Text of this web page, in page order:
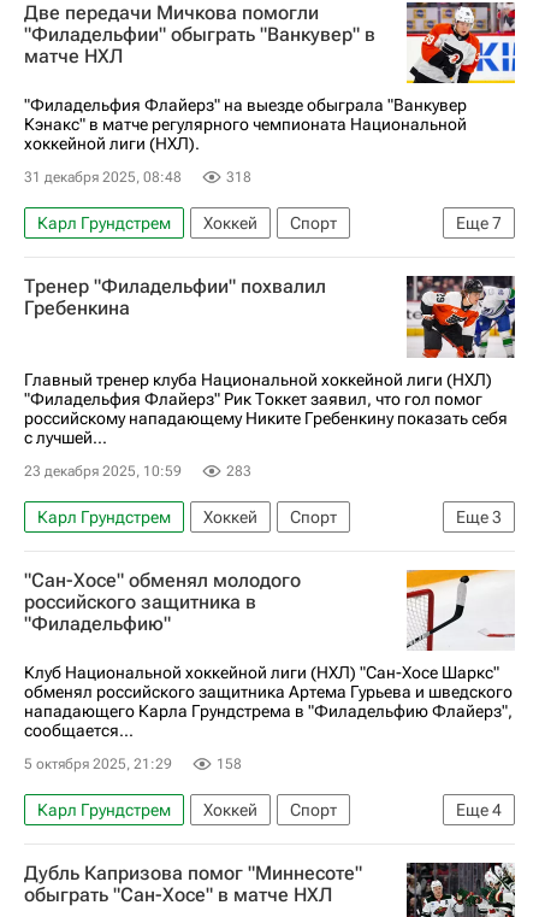
Две передачи Мичкова помогли
"Филадельфии" обыграть "Ванкувер" в
матче НХЛ
"Филадельфия Флайерз" на выезде обыграла "Ванкувер
Кэнакс" в матче регулярного чемпионата Национальной
хоккейной лиги (НХЛ).
31 декабря 2025, 08:48 318
Еще7
Карл Грундстрем Хоккей
Спорт
Ванкувер
Трэвис Конекны
Оуэн Типпетт
Филадельфия Флайерз
Ванкувер Кэнакс
Национальная хоккейная лига (НХЛ)
Тренер "Филадельфии" похвалил
Гребенкина
Главный тренер клуба Национальной хоккейной лиги (НХЛ)
"Филадельфия Флайерз" Рик Токкет заявил, что гол помог
российскому нападающему Никите Гребенкину показать себя
с лучшей...
23 декабря 2025, 10:59 283
Еще3
Карл Грундстрем Хоккей
Спорт
Филадельфия Флайерз
Ванкувер Кэнакс
Национальная хоккейная лига (НХЛ)
"Сан-Хосе" обменял молодого
российского защитника в
"Филадельфию"
Клуб Национальной хоккейной лиги (НХЛ) "Сан-Хосе Шаркс"
обменял российского защитника Артема Гурьева и шведского
нападающего Карла Грундстрема в "Филадельфию Флайерз",
сообщается...
5 октября 2025, 21:29 158
Еще4
Карл Грундстрем Хоккей
Спорт
Райан Эллис
Сан-Хосе Шаркс
Филадельфия Флайерз
Дубль Капризова помог "Миннесоте"
обыграть "Сан-Хосе" в матче НХЛ